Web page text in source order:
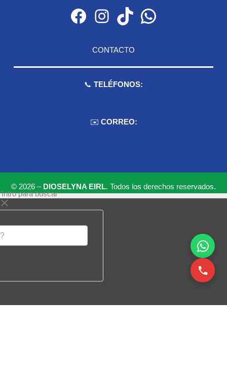
Facebook Instagram TikTok WhatsApp
CONTACTO
📞 TELÉFONOS:
✉️ CORREO:
© 2026 – DIOSELYNA EIRL. Todos los derechos reservados.
para buscar